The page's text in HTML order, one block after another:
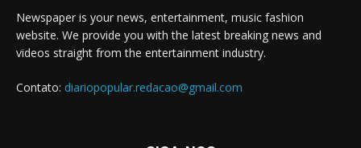
Newspaper is your news, entertainment, music fashion
website. We provide you with the latest breaking news and
videos straight from the entertainment industry.
Contato: diariopopular.redacao@gmail.com